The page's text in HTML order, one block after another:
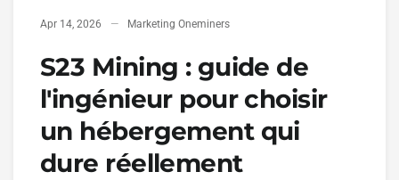
Apr 14, 2026 Marketing Oneminers
S23 Mining : guide de
l'ingénieur pour choisir
un hébergement qui
dure réellement